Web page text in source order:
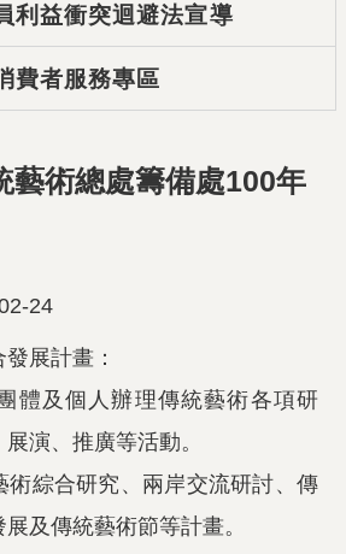
利益衝突迴避法宣導
費者服務專區
藝術總處籌備處100年
24
展計畫：
體及個人辦理傳統藝術各項研
演、推廣等活動。
術綜合研究、兩岸交流研討、傳
及傳統藝術節等計畫。